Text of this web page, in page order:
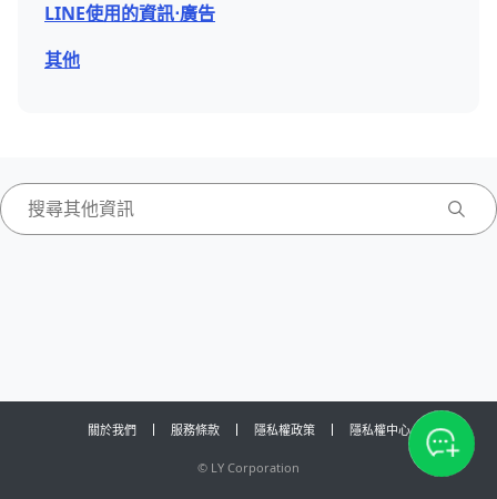
LINE使用的資訊⋅廣告
其他
關於我們 服務條款 隱私權政策 隱私權中心
© LY Corporation